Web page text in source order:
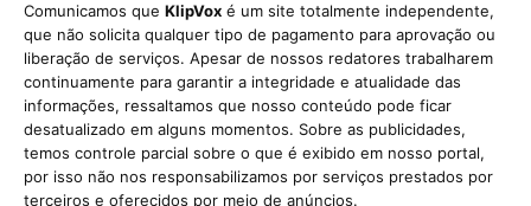
Comunicamos que KlipVox é um site totalmente independente,
que não solicita qualquer tipo de pagamento para aprovação ou
liberação de serviços. Apesar de nossos redatores trabalharem
continuamente para garantir a integridade e atualidade das
informações, ressaltamos que nosso conteúdo pode ficar
desatualizado em alguns momentos. Sobre as publicidades,
temos controle parcial sobre o que é exibido em nosso portal,
por isso não nos responsabilizamos por serviços prestados por
terceiros e oferecidos por meio de anúncios.